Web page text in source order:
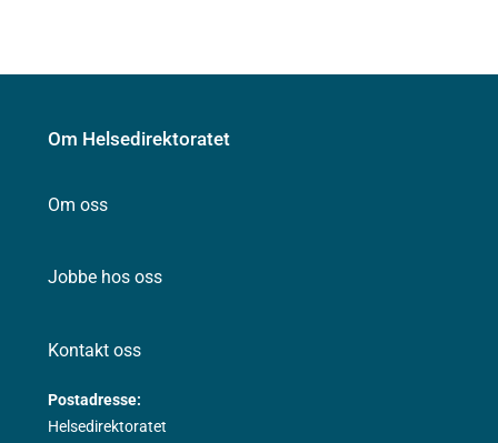
Om Helsedirektoratet
Om oss
Jobbe hos oss
Kontakt oss
Postadresse:
Helsedirektoratet